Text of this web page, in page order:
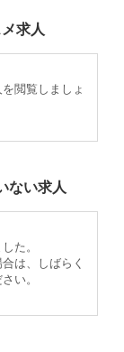
求人
閲覧しましょ
ない求人
た。
は、しばらく
い。